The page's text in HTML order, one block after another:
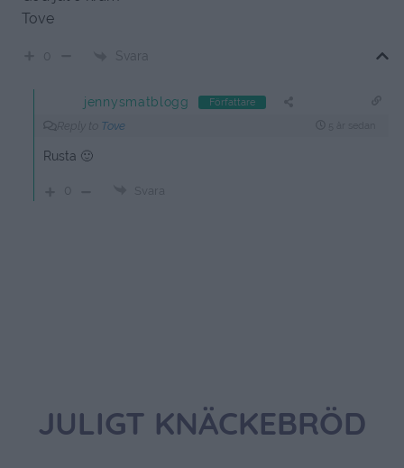
Tove
Svara
jennysmatblogg Författare
Tove
Rusta 🙂
Svara
JULIGT KNÄCKEBRÖD